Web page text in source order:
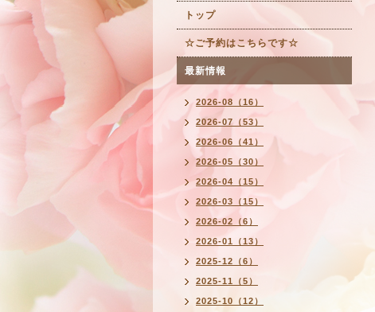
トップ
☆ご予約はこちらです☆
最新情報
2026-08（16）
2026-07（53）
2026-06（41）
2026-05（30）
2026-04（15）
2026-03（15）
2026-02（6）
2026-01（13）
2025-12（6）
2025-11（5）
2025-10（12）